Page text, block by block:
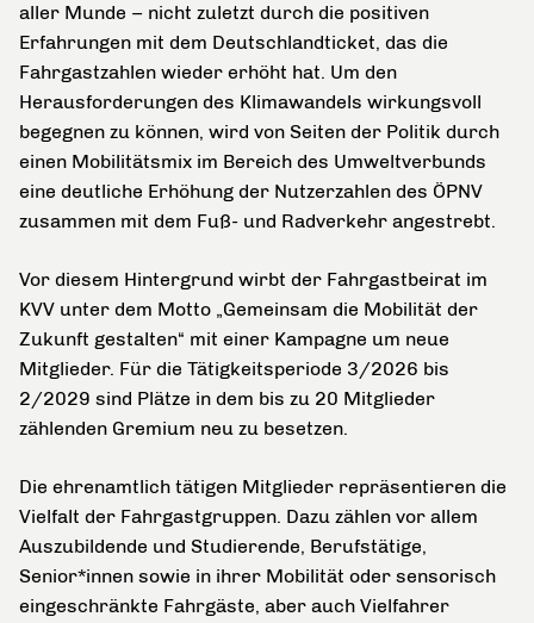
aller Munde – nicht zuletzt durch die positiven
Erfahrungen mit dem Deutschlandticket, das die
Fahrgastzahlen wieder erhöht hat. Um den
Herausforderungen des Klimawandels wirkungsvoll
begegnen zu können, wird von Seiten der Politik durch
einen Mobilitätsmix im Bereich des Umweltverbunds
eine deutliche Erhöhung der Nutzerzahlen des ÖPNV
zusammen mit dem Fuß- und Radverkehr angestrebt.
Vor diesem Hintergrund wirbt der Fahrgastbeirat im
KVV unter dem Motto „Gemeinsam die Mobilität der
Zukunft gestalten“ mit einer Kampagne um neue
Mitglieder. Für die Tätigkeitsperiode 3/2026 bis
2/2029 sind Plätze in dem bis zu 20 Mitglieder
zählenden Gremium neu zu besetzen.
Die ehrenamtlich tätigen Mitglieder repräsentieren die
Vielfalt der Fahrgastgruppen. Dazu zählen vor allem
Auszubildende und Studierende, Berufstätige,
Senior*innen sowie in ihrer Mobilität oder sensorisch
eingeschränkte Fahrgäste, aber auch Vielfahrer